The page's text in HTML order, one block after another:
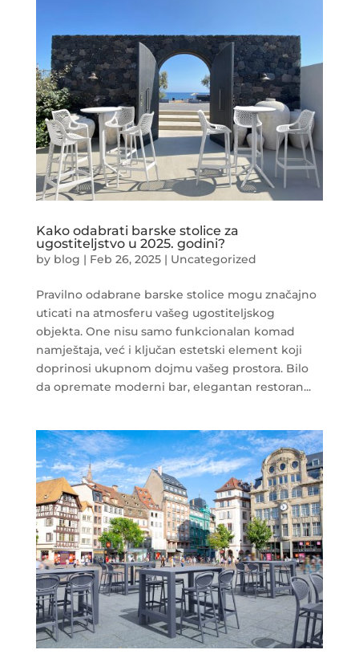
Kako odabrati barske stolice za
ugostiteljstvo u 2025. godini?
by blog | Feb 26, 2025| Uncategorized
Pravilno odabrane barske stolice mogu značajno
uticati na atmosferu vašeg ugostiteljskog
objekta. One nisu samo funkcionalan komad
namještaja, već i ključan estetski element koji
doprinosi ukupnom dojmu vašeg prostora. Bilo
da opremate moderni bar, elegantan restoran...